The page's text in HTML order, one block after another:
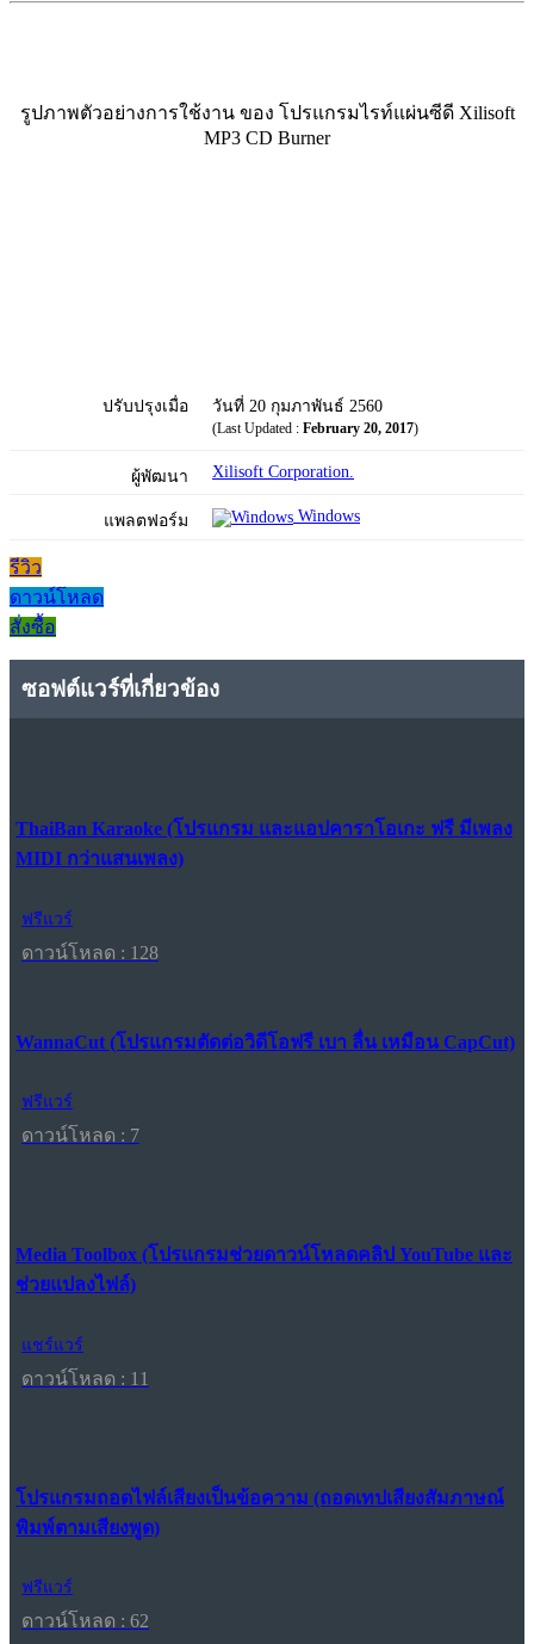
รูปภาพตัวอย่างการใช้งาน ของ โปรแกรมไรท์แผ่นซีดี Xilisoft
MP3 CD Burner
ปรับปรุงเมื่อ วันที่ 20 กุมภาพันธ์ 2560
(Last Updated : February 20, 2017)
ผู้พัฒนา Xilisoft Corporation.
แพลตฟอร์ม Windows
รีวิว
ดาวน์โหลด
สั่งซื้อ
ซอฟต์แวร์ที่เกี่ยวข้อง
ThaiBan Karaoke (โปรแกรม และแอปคาราโอเกะ ฟรี มีเพลง
MIDI กว่าแสนเพลง)
ฟรีแวร์
ดาวน์โหลด : 128
WannaCut (โปรแกรมตัดต่อวิดีโอฟรี เบา ลื่น เหมือน CapCut)
ฟรีแวร์
ดาวน์โหลด : 7
Media Toolbox (โปรแกรมช่วยดาวน์โหลดคลิป YouTube และ
ช่วยแปลงไฟล์)
แชร์แวร์
ดาวน์โหลด : 11
โปรแกรมถอดไฟล์เสียงเป็นข้อความ (ถอดเทปเสียงสัมภาษณ์
พิมพ์ตามเสียงพูด)
ฟรีแวร์
ดาวน์โหลด : 62